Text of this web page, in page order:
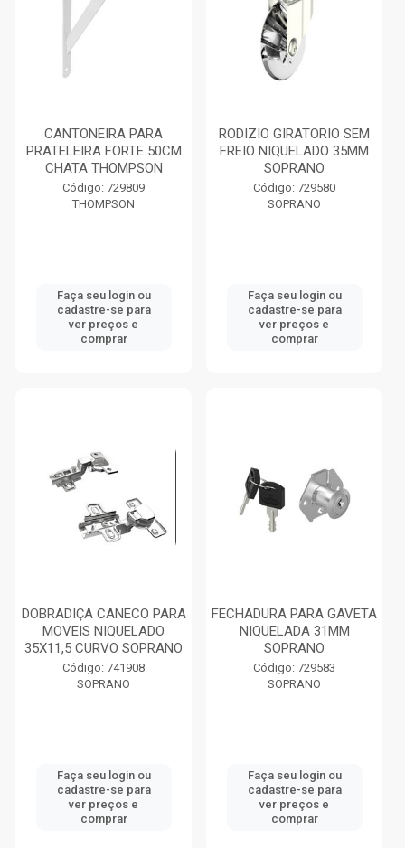
CANTONEIRA PARA
PRATELEIRA FORTE 50CM
CHATA THOMPSON
Código: 729809
THOMPSON
Faça seu login ou
cadastre-se para
ver preços e
comprar
RODIZIO GIRATORIO SEM
FREIO NIQUELADO 35MM
SOPRANO
Código: 729580
SOPRANO
Faça seu login ou
cadastre-se para
ver preços e
comprar
DOBRADIÇA CANECO PARA
MOVEIS NIQUELADO
35X11,5 CURVO SOPRANO
Código: 741908
SOPRANO
Faça seu login ou
cadastre-se para
ver preços e
comprar
FECHADURA PARA GAVETA
NIQUELADA 31MM
SOPRANO
Código: 729583
SOPRANO
Faça seu login ou
cadastre-se para
ver preços e
comprar